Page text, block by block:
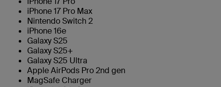
iPhone 17 Pro Max
Nintendo Switch 2
iPhone 16e
Galaxy S25
Galaxy S25+
Galaxy S25 Ultra
Apple AirPods Pro 2nd gen
MagSafe Charger